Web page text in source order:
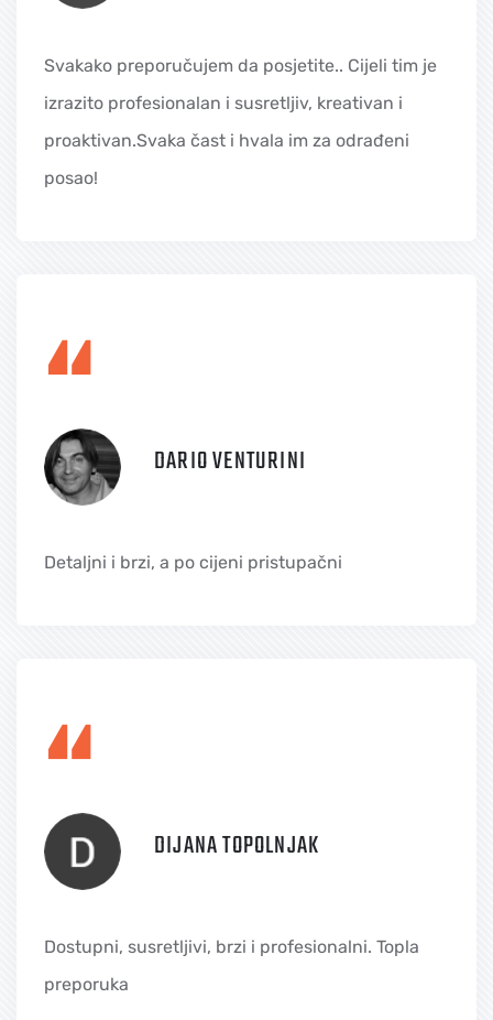
Svakako preporučujem da posjetite.. Cijeli tim je
izrazito profesionalan i susretljiv, kreativan i
proaktivan.Svaka čast i hvala im za odrađeni
posao!
“ DARIO VENTURINI
Detaljni i brzi, a po cijeni pristupačni
“ DIJANA TOPOLNJAK
Dostupni, susretljivi, brzi i profesionalni. Topla
preporuka